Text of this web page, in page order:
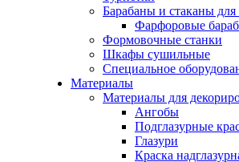
Барабаны и стаканы для
Фарфоровые
Формовочные станки
Шкафы сушильные
Специальное
Материалы
Материалы для
Ангобы
Подглазурные
Глазури
Краска